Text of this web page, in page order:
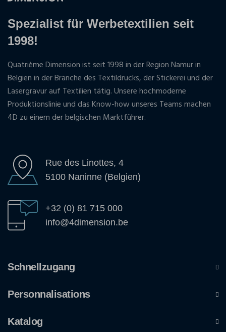
Spezialist für Werbetextilien seit
1998!
Quatrième Dimension ist seit 1998 in der Region Namur in
Belgien in der Branche des Textildrucks, der Stickerei und der
Lasergravur auf Textilien tätig. Unsere hochmoderne
Produktionslinie und das Know-how unseres Teams machen
4D zu einem der belgischen Marktführer.
Rue des Linottes, 4
5100 Naninne (Belgien)
+32 (0) 81 715 000
info@4dimension.be
Schnellzugang
Personnalisations
Katalog